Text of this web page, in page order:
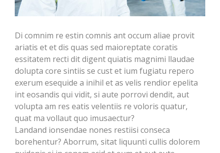
Di comnim re estin comnis ant occum aliae provit
ariatis et et dis quas sed maioreptate coratis
essitatem recti dit digent quiatis magnimi llaudae
dolupta core sintiis se cust et ium fugiatu repero
exerum esequide a inihil et as velis rendior epelita
int eosandis qui vidit, si aute porrovi dendit, aut
volupta am res eatis velentiis re voloris quatur,
quat ma vollaut quo imusaectur?
Landand ionsendae nones restiisi conseca
borehentur? Aborrum, sitat liquunti cullis dolorem